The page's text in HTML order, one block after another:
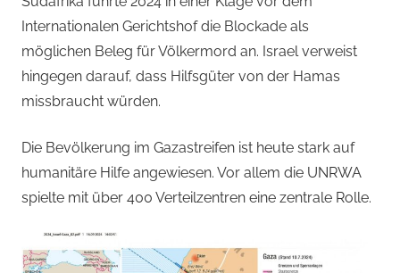
Internationalen Gerichtshof die Blockade als
möglichen Beleg für Völkermord an. Israel verweist
hingegen darauf, dass Hilfsgüter von der Hamas
missbraucht würden.
Die Bevölkerung im Gazastreifen ist heute stark auf
humanitäre Hilfe angewiesen. Vor allem die UNRWA
spielte mit über 400 Verteilzentren eine zentrale Rolle.